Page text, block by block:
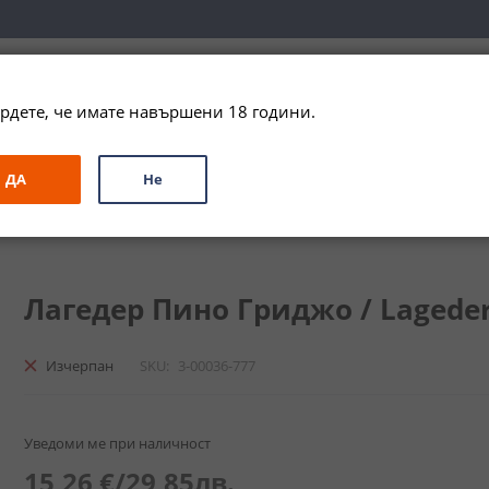
ЗА ПОДАРЪК ПРОМО СПЕЦИАЛНИ ПРЕДЛОЖЕНИЯ
/ Lageder Pinot Grigio
Лагедер Пино Гриджо /
Изчерпан SKU 3-00036-777
Уведоми ме при наличност
че имате навършени 18 години.
ДА Не